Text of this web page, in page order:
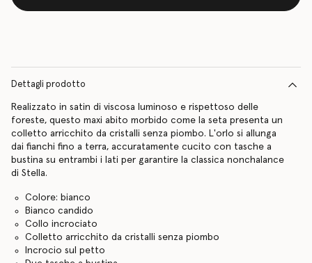
Dettagli prodotto
Realizzato in satin di viscosa luminoso e rispettoso delle
foreste, questo maxi abito morbido come la seta presenta un
colletto arricchito da cristalli senza piombo. L'orlo si allunga
dai fianchi fino a terra, accuratamente cucito con tasche a
bustina su entrambi i lati per garantire la classica nonchalance
di Stella.
Colore: bianco
Bianco candido
Collo incrociato
Colletto arricchito da cristalli senza piombo
Incrocio sul petto